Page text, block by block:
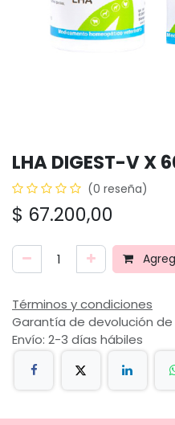
LHA DIGEST-V X
(0 reseña)
$ 67.200,00
Términos y condiciones
Garantía de devolución de
Envío: 2-3 días hábiles